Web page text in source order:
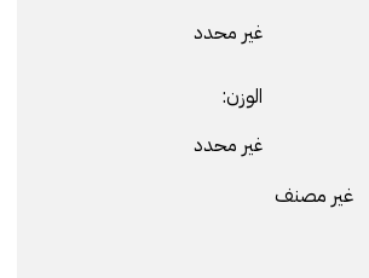
غير محدد
الوزن:
غير محدد
غير مصنف